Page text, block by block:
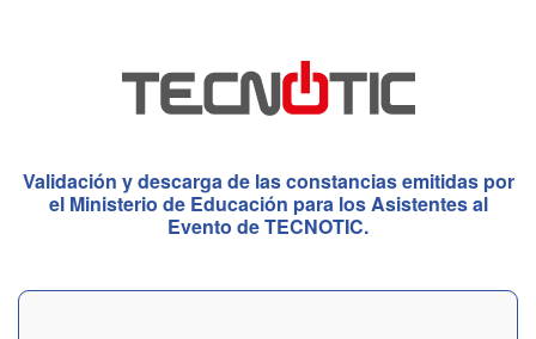
Validación y descarga de las constancias emitidas por
el Ministerio de Educación para los Asistentes al
Evento de TECNOTIC.